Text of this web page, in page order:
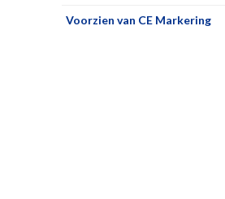
Voorzien van CE Markering